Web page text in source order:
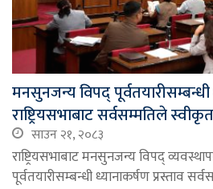
मनसुनजन्य विपद् पूर्वतयारीसम्बन्धी
राष्ट्रियसभाबाट सर्वसम्मतिले स्वीकृत
साउन २१, २०८३
राष्ट्रियसभाबाट मनसुनजन्य विपद्
पूर्वतयारीसम्बन्धी ध्यानाकर्षण प्रस्ताव